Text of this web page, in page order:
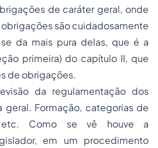
de caráter geral, onde
obrigações são cuidadosamente
da mais pura delas, que é a
primeira) do capítulo II, que
de obrigações.
da regulamentação dos
geral. Formação, categorias de
etc. Como se vê houve a
em um procedimento